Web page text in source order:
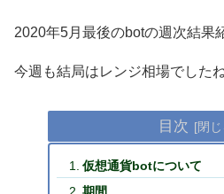
2020年5月最後のbotの週次結果
今週も結局はレンジ相場でした
目次
仮想通貨botについて
期間